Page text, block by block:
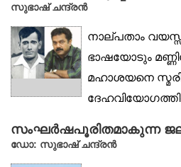
സുഭാഷ് ചന്ദ്രൻ
നാല്പതാം
ഭാഷയോടും
മഹാശയനെ
സംഘർഷപൂരിതമാകുന്ന
ഡോ: സുഭാഷ് ചന്ദ്രൻ